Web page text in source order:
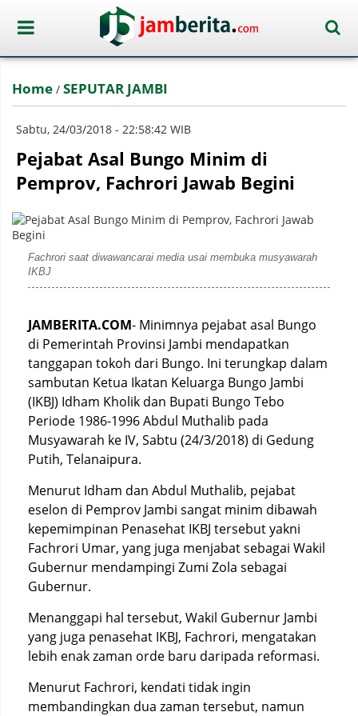
Home / SEPUTAR JAMBI
Sabtu, 24/03/2018 - 22:58:42 WIB
Pejabat Asal Bungo Minim di
Pemprov, Fachrori Jawab Begini
Fachrori saat diwawancarai media usai membuka musyawarah
IKBJ
JAMBERITA.COM- Minimnya pejabat asal Bungo
di Pemerintah Provinsi Jambi mendapatkan
tanggapan tokoh dari Bungo. Ini terungkap dalam
sambutan Ketua Ikatan Keluarga Bungo Jambi
(IKBJ) Idham Kholik dan Bupati Bungo Tebo
Periode 1986-1996 Abdul Muthalib pada
Musyawarah ke IV, Sabtu (24/3/2018) di Gedung
Putih, Telanaipura.
Menurut Idham dan Abdul Muthalib, pejabat
eselon di Pemprov Jambi sangat minim dibawah
kepemimpinan Penasehat IKBJ tersebut yakni
Fachrori Umar, yang juga menjabat sebagai Wakil
Gubernur mendampingi Zumi Zola sebagai
Gubernur.
Menanggapi hal tersebut, Wakil Gubernur Jambi
yang juga penasehat IKBJ, Fachrori, mengatakan
lebih enak zaman orde baru daripada reformasi.
Menurut Fachrori, kendati tidak ingin
membandingkan dua zaman tersebut, namun